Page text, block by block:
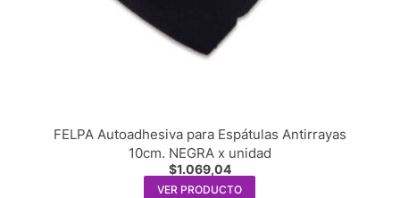
FELPA Autoadhesiva para Espátulas Antirrayas
10cm. NEGRA x unidad
$1.069,04
VER PRODUCTO